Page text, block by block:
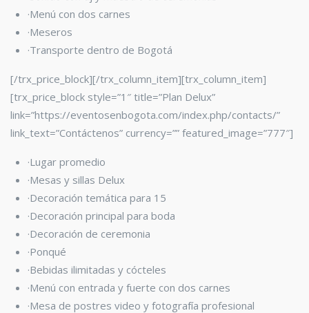
·Menú con dos carnes
·Meseros
·Transporte dentro de Bogotá
[/trx_price_block][/trx_column_item][trx_column_item]
[trx_price_block style=”1″ title=”Plan Delux”
link=”https://eventosenbogota.com/index.php/contacts/”
link_text=”Contáctenos” currency=”” featured_image=”777″]
·Lugar promedio
·Mesas y sillas Delux
·Decoración temática para 15
·Decoración principal para boda
·Decoración de ceremonia
·Ponqué
·Bebidas ilimitadas y cócteles
·Menú con entrada y fuerte con dos carnes
·Mesa de postres video y fotografía profesional